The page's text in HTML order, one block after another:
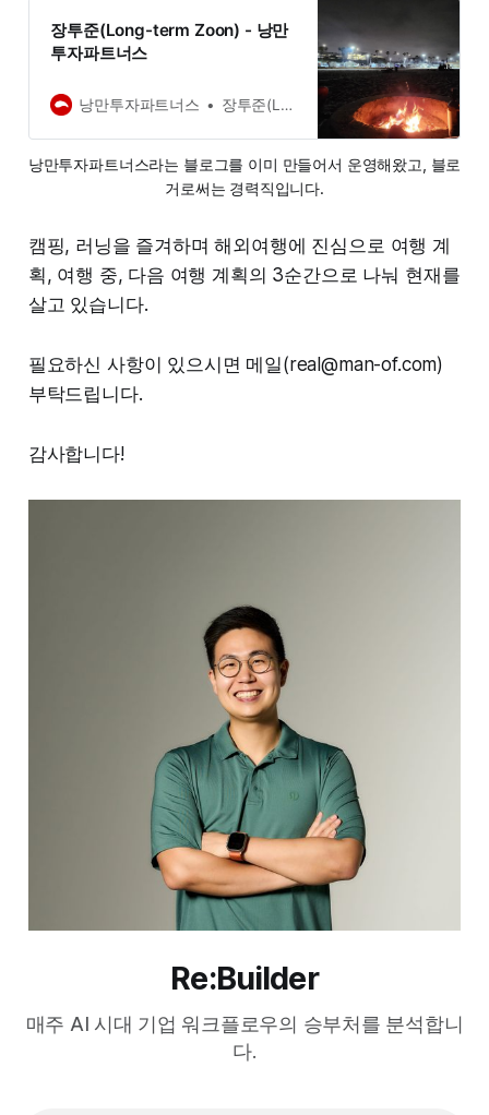
장투준(Long-term Zoon) - 낭만
투자파트너스
낭만투자파트너스 장투준(Long-term Zoon)
낭만투자파트너스라는 블로그를 이미 만들어서 운영해왔고, 블로
거로써는 경력직입니다.
캠핑, 러닝을 즐겨하며 해외여행에 진심으로 여행 계
획, 여행 중, 다음 여행 계획의 3순간으로 나눠 현재를
살고 있습니다.
필요하신 사항이 있으시면 메일(real@man-of.com)
부탁드립니다.
감사합니다!
Re:Builder
매주 AI 시대 기업 워크플로우의 승부처를 분석합니
다.